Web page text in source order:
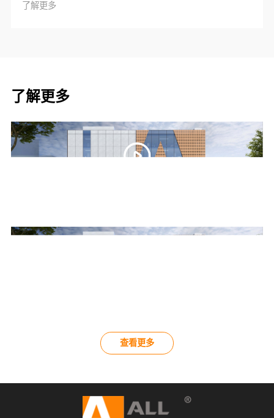
为钱塘区一线禁毒民辅警举办了一次毒检产品使用培...
了解更多
了解更多
查看更多